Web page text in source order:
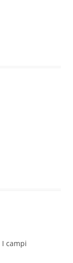
I campi